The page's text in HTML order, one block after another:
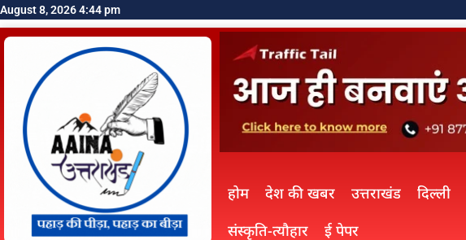
August 8, 2026 4:44 pm
होम देश की खबर उत्तराखंड दिल्ली
संस्कृति-त्यौहार
ई पेपर